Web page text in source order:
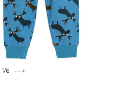
1/6